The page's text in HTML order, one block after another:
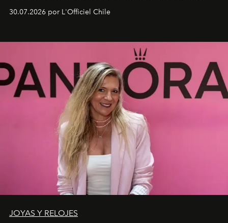
fusiona moda y rendimiento.
30.07.2026 por L'Officiel Chile
JOYAS Y RELOJES